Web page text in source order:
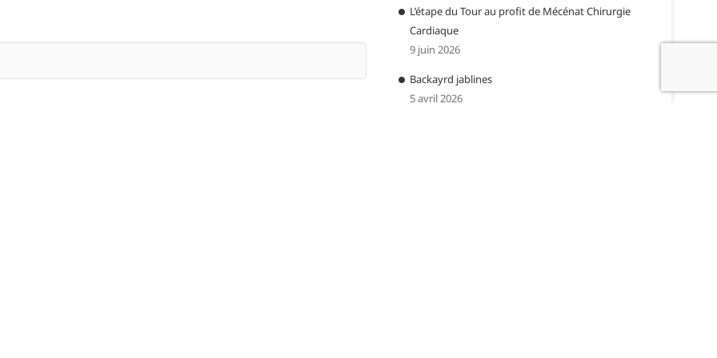
L’étape du Tour au profit de Mécénat Chirurgie
Cardiaque
9 juin 2026
Backayrd jablines
5 avril 2026